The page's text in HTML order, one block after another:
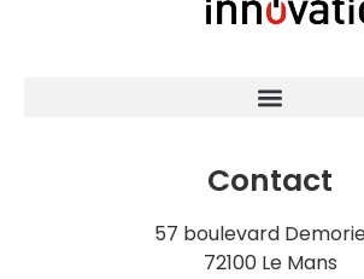
Contact
57 boulevard
72100 Le Mans